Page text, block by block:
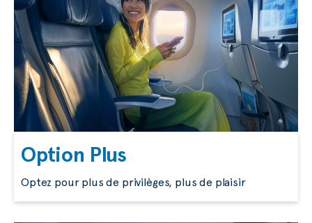
Option Plus
Optez pour plus de privilèges, plus de plaisir